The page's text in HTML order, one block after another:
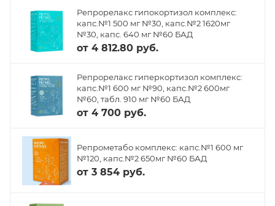
Репрорелакс гипокортизол комплекс:
капс.№1 500 мг №30, капс.№2 1620мг
№30, капс. 640 мг №60 БАД
от 4 812.80 руб.
Репрорелакс гиперкортизол комплекс:
капс.№1 600 мг №90, капс.№2 600мг
№60, табл. 910 мг №60 БАД
от 4 700 руб.
Репрометабо комплекс: капс.№1 600 мг
№120, капс.№2 650мг №60 БАД
от 3 854 руб.